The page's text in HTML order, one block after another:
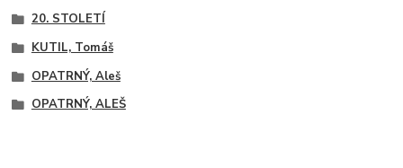
20. STOLETÍ
KUTIL, Tomáš
OPATRNÝ, Aleš
OPATRNÝ, ALEŠ